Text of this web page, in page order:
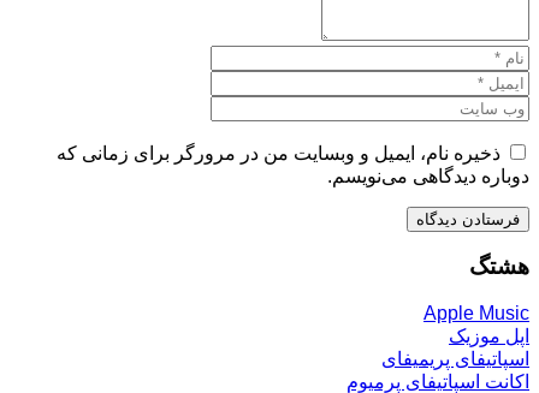
ذخیره نام، ایمیل و وبسایت من در مرورگر برای زمانی که
دوباره دیدگاهی می‌نویسم.
هشتگ
Apple Music
اپل موزیک
اسپاتیفای پریمیفای
اکانت اسپاتیفای پرمیوم